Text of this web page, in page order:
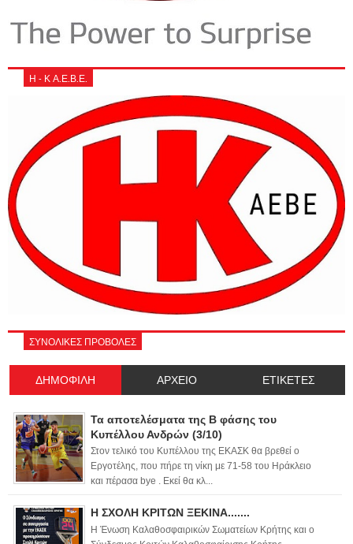
Η - Κ Α.Ε.Β.Ε.
ΣΥΝΟΛΙΚΕΣ ΠΡΟΒΟΛΕΣ
ΔΗΜΟΦΙΛΗ ΑΡΧΕΙΟ ΕΤΙΚΕΤΕΣ
Τα αποτελέσματα της Β φάσης του
Κυπέλλου Ανδρών (3/10)
Στον τελικό του Κυπέλλου της ΕΚΑΣΚ θα βρεθεί ο
Εργοτέλης, που πήρε τη νίκη με 71-58 του Ηράκλειο
και πέρασα bye . Εκεί θα κλ...
Η ΣΧΟΛΗ ΚΡΙΤΩΝ ΞΕΚΙΝΑ.......
Η Ένωση Καλαθοσφαιρικών Σωματείων Κρήτης και ο